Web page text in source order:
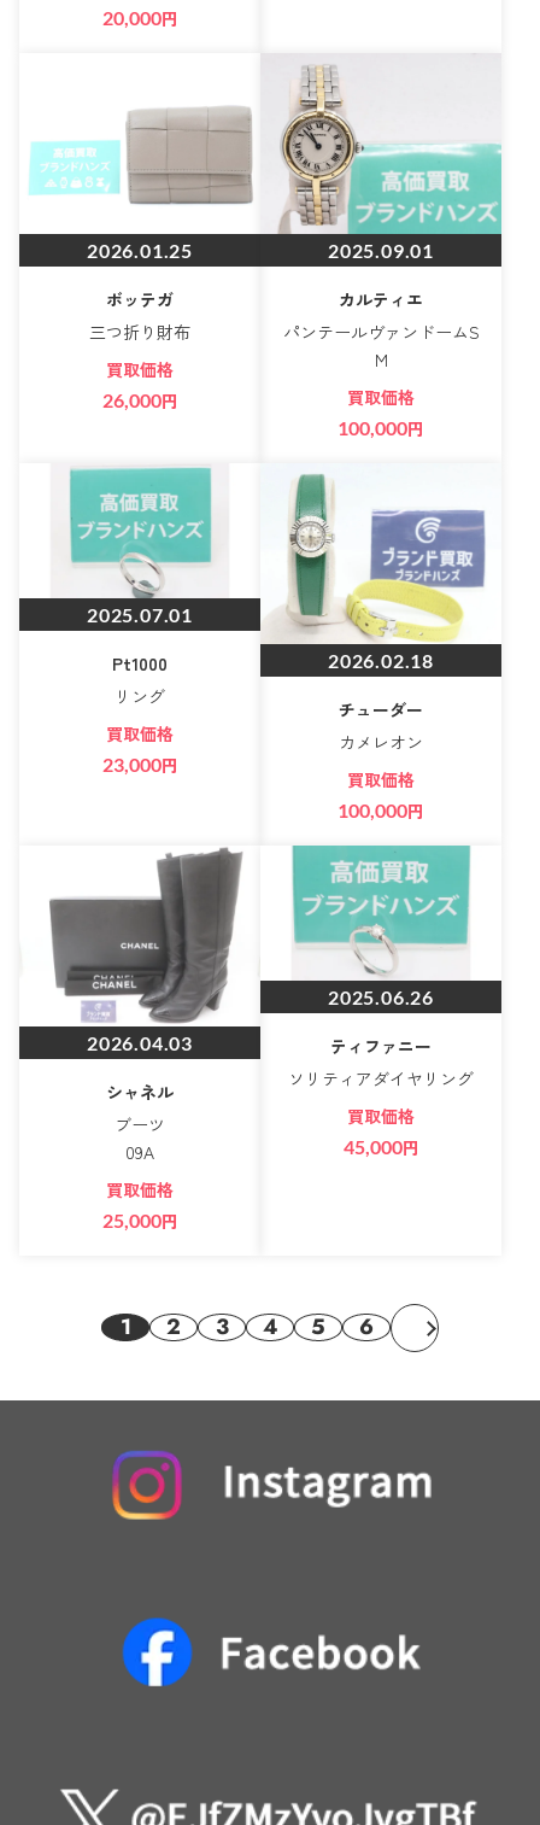
20,000円
2026.01.25
ボッテガ
三つ折り財布
買取価格
26,000円
2025.09.01
カルティエ
パンテールヴァンドームS
M
買取価格
100,000円
2025.07.01
Pt1000
リング
買取価格
23,000円
2026.02.18
チューダー
カメレオン
買取価格
100,000円
2026.04.03
シャネル
ブーツ
09A
買取価格
25,000円
2025.06.26
ティファニー
ソリティアダイヤリング
買取価格
45,000円
1 2 3 4 5 6